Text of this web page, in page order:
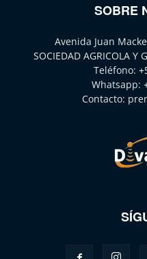
SOBRE
Avenida Juan
SOCIEDAD AGRICOLA Y
Teléfono:
Whatsapp:
Contacto: